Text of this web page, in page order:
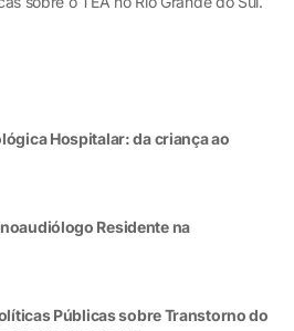
Hospitalar: da criança ao
Residente na
Públicas sobre Transtorno do